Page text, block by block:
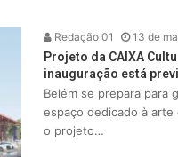
Redação 01 13 de
Projeto da CAIXA
inauguração está
Belém se prepara para
espaço dedicado à
o projeto…